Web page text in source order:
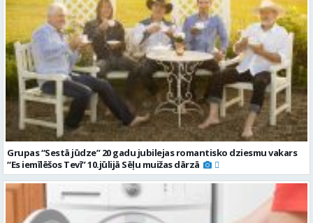
Grupas “Sestā jūdze” 20 gadu jubilejas romantisko dziesmu vakars
“Es iemīlēšos Tevī” 10.jūlijā Sēļu muižas dārzā